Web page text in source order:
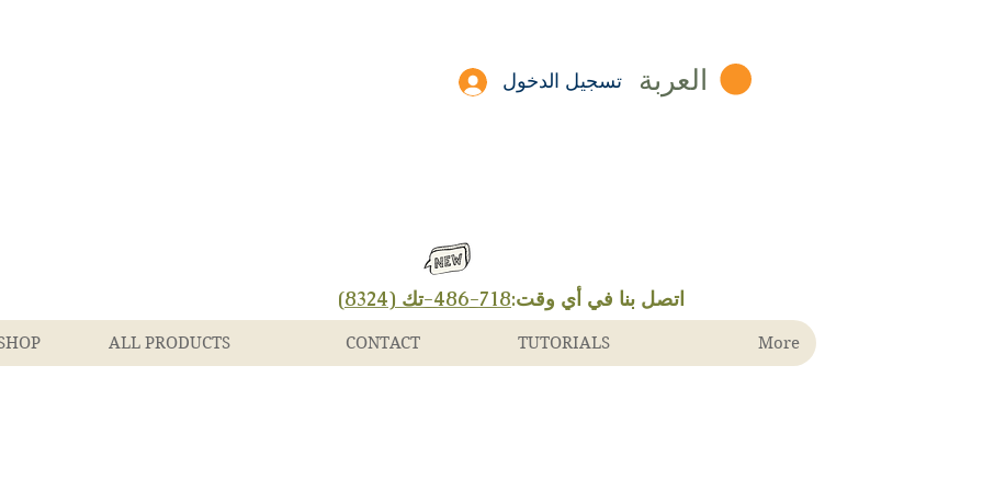
تسجيل الدخول العربة
اتصل بنا في أي وقت:718-486-تك (8324)
ALL PRODUCTS CONTACT TUTORIALS More